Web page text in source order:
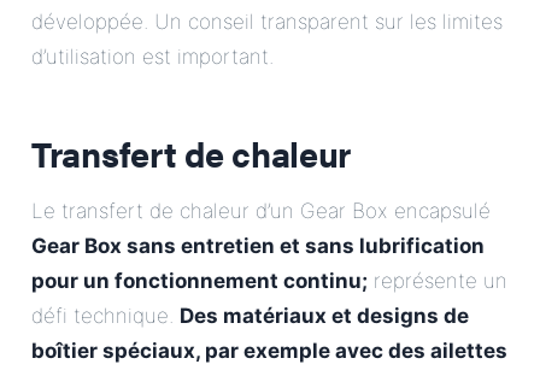
développée. Un conseil transparent sur les limites
d’utilisation est important.
Transfert de chaleur
Le transfert de chaleur d’un Gear Box encapsulé
Gear Box sans entretien et sans lubrification
pour un fonctionnement continu; représente un
défi technique. Des matériaux et designs de
boîtier spéciaux, par exemple avec des ailettes